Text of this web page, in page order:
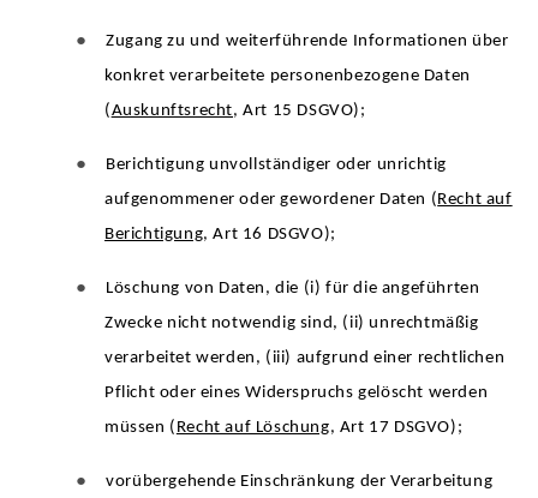
●
Zugang zu und weiterführende Informationen über
konkret verarbeitete personenbezogene Daten
( Auskunftsrecht, Art 15 DSGVO);
●
Berichtigung unvollständiger oder unrichtig
aufgenommener oder gewordener Daten ( Recht auf
Berichtigung, Art 16 DSGVO);
●
Löschung von Daten, die (i) für die angeführten
Zwecke nicht notwendig sind, (ii) unrechtmäßig
verarbeitet werden, (iii) aufgrund einer rechtlichen
Pflicht oder eines Widerspruchs gelöscht werden
müssen ( Recht auf Löschung, Art 17 DSGVO);
●
vorübergehende Einschränkung der Verarbeitung